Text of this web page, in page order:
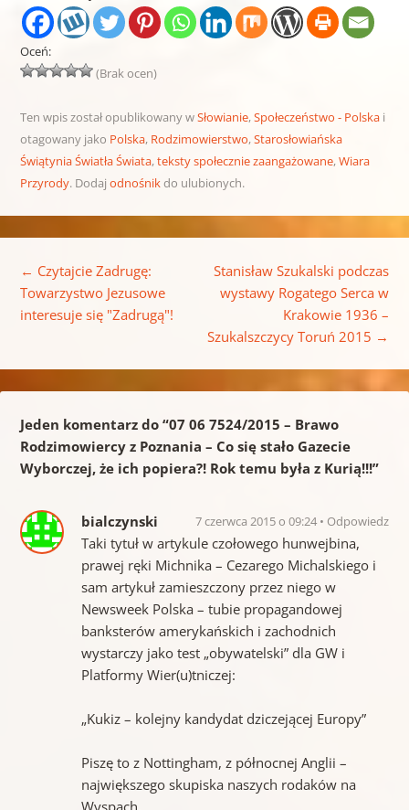
Oceń:
(Brak ocen)
Ten wpis został opublikowany wSłowianie,Społeczeństwo - Polskai
otagowany jako Polska, Rodzimowierstwo,Starosłowiańska
Świątynia Światła Świata,teksty społecznie zaangażowane,Wiara
Przyrody. Dodaj odnośnikdo ulubionych.
← Czytajcie Zadrugę:
Towarzystwo Jezusowe
interesuje się "Zadrugą"!
Stanisław Szukalski podczas
wystawy Rogatego Serca w
Krakowie 1936 –
Szukalszczycy Toruń 2015 →
Jeden komentarz do “07 06 7524/2015 – Brawo
Rodzimowiercy z Poznania – Co się stało Gazecie
Wyborczej, że ich popiera?! Rok temu była z Kurią!!!”
bialczynski 7 czerwca 2015 o 09:24 Odpowiedz
Taki tytuł w artykule czołowego hunwejbina,
prawej ręki Michnika – Cezarego Michalskiego i
sam artykuł zamieszczony przez niego w
Newsweek Polska – tubie propagandowej
banksterów amerykańskich i zachodnich
wystarczy jako test „obywatelski” dla GW i
Platformy Wier(u)tniczej:
„Kukiz – kolejny kandydat dziczejącej Europy”
Piszę to z Nottingham, z północnej Anglii –
największego skupiska naszych rodaków na